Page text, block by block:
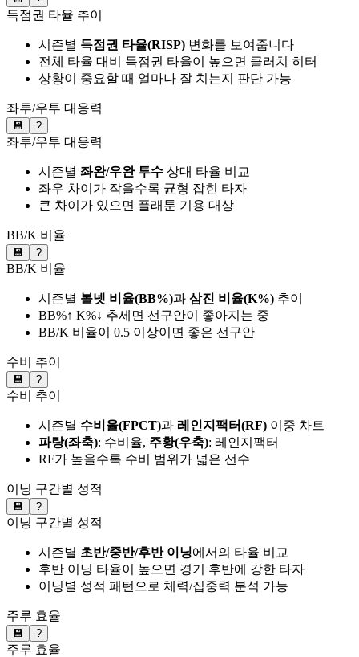
득점권 타율 추이
시즌별 득점권 타율(RISP) 변화를 보여줍니다
전체 타율 대비 득점권 타율이 높으면 클러치 히터
상황이 중요할 때 얼마나 잘 치는지 판단 가능
좌투/우투 대응력
💾 ?
좌투/우투 대응력
시즌별 좌완/우완 투수 상대 타율 비교
좌우 차이가 작을수록 균형 잡힌 타자
큰 차이가 있으면 플래툰 기용 대상
BB/K 비율
💾 ?
BB/K 비율
시즌별 볼넷 비율(BB%)과 삼진 비율(K%) 추이
BB%↑ K%↓ 추세면 선구안이 좋아지는 중
BB/K 비율이 0.5 이상이면 좋은 선구안
수비 추이
💾 ?
수비 추이
시즌별 수비율(FPCT)과 레인지팩터(RF) 이중 차트
파랑(좌축): 수비율, 주황(우축): 레인지팩터
RF가 높을수록 수비 범위가 넓은 선수
이닝 구간별 성적
💾 ?
이닝 구간별 성적
시즌별 초반/중반/후반 이닝에서의 타율 비교
후반 이닝 타율이 높으면 경기 후반에 강한 타자
이닝별 성적 패턴으로 체력/집중력 분석 가능
주루 효율
💾 ?
주루 효율